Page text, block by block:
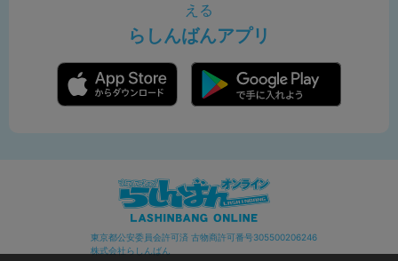
える
らしんばんアプリ
東京都公安委員会許可済 古物商許可番号305500206246
株式会社らしんばん